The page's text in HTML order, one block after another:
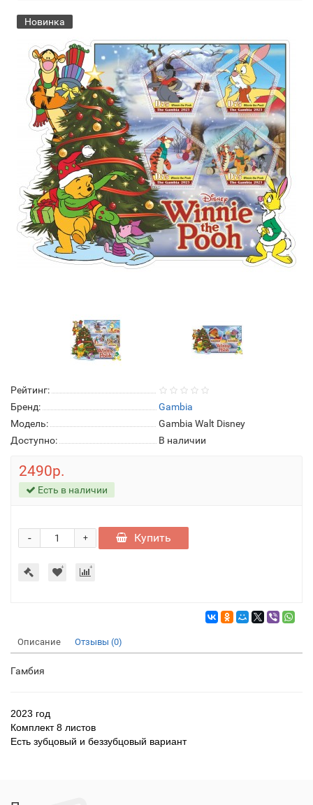
Новинка
Рейтинг:
Бренд:
Gambia
Модель:
Gambia Walt Disney
Доступно:
В наличии
2490р.
Есть в наличии
+
- Купить
Описание Отзывы (0)
Гамбия
2023 год
Комплект 8 листов
Есть зубцовый и беззубцовый вариант